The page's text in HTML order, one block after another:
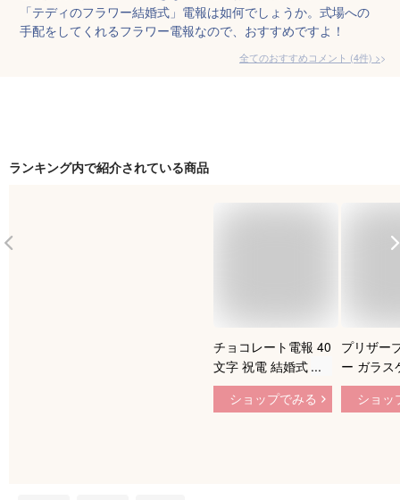
「テディのフラワー結婚式」電報は如何でしょうか。式場への
手配をしてくれるフラワー電報なので、おすすめですよ！
全てのおすすめコメント (4件) >
ランキング内で紹介されている商品
チョコレート電報 40
文字 祝電 結婚式 誕
生日プレゼント 結婚
祝い バレンタインチ
ショップでみる
プリザー
ー ガラス
【アリア
レゼント
ショッ